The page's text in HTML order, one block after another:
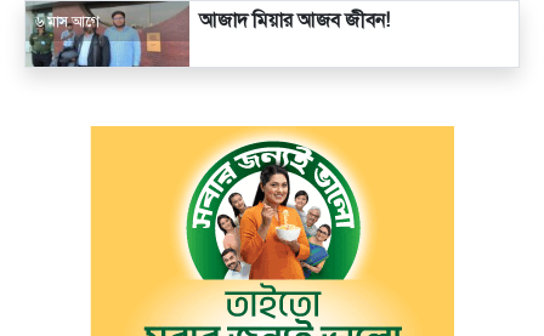
৬ মাস আগে আজাদ মিয়ার আজব জীবন!